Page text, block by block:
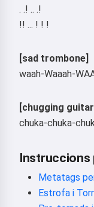
. .! .. .!
!! ... ! ! !
[sad trombone]
waah-Waaah-
[chugging
chuka-chuka-
Instruccions
Metatags
Estrofa i